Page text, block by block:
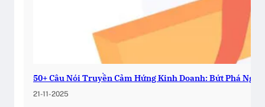
50+ Câu Nói Truyền Cảm Hứng Kinh Doanh: Bứt Phá Ngay!
21-11-2025